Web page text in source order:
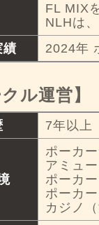
FL MIX
NLHは
績
2024年
ル運営】
7年以上
ポーカ
アミュ
ポーカ
ポーカ
カジノ